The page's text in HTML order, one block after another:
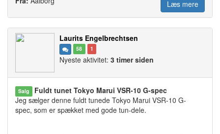
Læs mere
Laurits Engelbrechtsen
58 1
Nyeste aktivitet: 3 timer siden
Salg
Fuldt tunet Tokyo Marui VSR-10 G-spec
Jeg sælger denne fuldt tunede Tokyo Marui VSR-10 G-
spec, som er spækket med gode tun-dele.